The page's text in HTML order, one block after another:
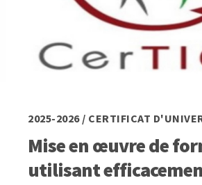
2025-2026 / CERTIFICAT
Mise en œuvre de
utilisant